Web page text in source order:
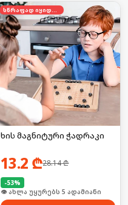
სწრაფად იყიდება
ხის მაგნიტური ჭადრაკი
13.2 ₾28.14₾
-53%
🛒 ბოლო 24სთ-ში იყიდა 53-მა